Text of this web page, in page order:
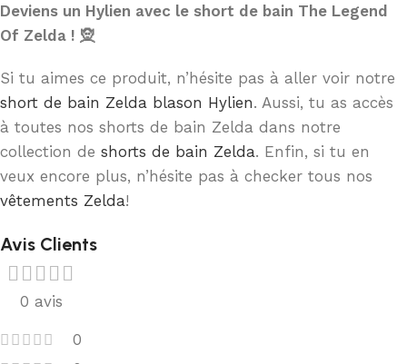
Deviens un Hylien avec le short de bain The Legend
Of Zelda ! 🧝
Si tu aimes ce produit, n’hésite pas à aller voir notre
short de bain Zelda blason Hylien. Aussi, tu as accès
à toutes nos shorts de bain Zelda dans notre
collection de shorts de bain Zelda. Enfin, si tu en
veux encore plus, n’hésite pas à checker tous nos
vêtements Zelda!
Avis Clients
0 avis
0